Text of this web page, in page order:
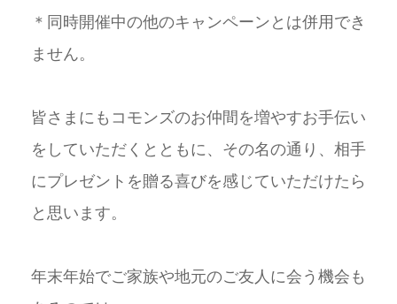
＊同時開催中の他のキャンペーンとは併用でき
ません。
皆さまにもコモンズのお仲間を増やすお手伝い
をしていただくとともに、その名の通り、相手
にプレゼントを贈る喜びを感じていただけたら
と思います。
年末年始でご家族や地元のご友人に会う機会も